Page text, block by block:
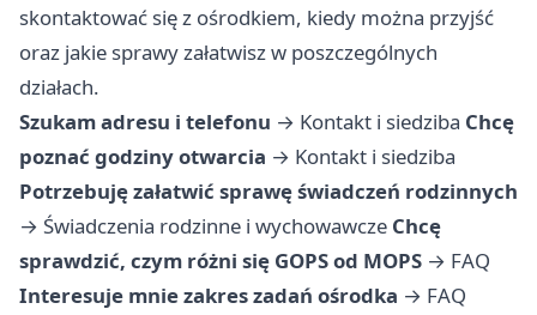
skontaktować się z ośrodkiem, kiedy można przyjść
oraz jakie sprawy załatwisz w poszczególnych
działach.
Szukam adresu i telefonu → Kontakt i siedziba Chcę
poznać godziny otwarcia → Kontakt i siedziba
Potrzebuję załatwić sprawę świadczeń rodzinnych
→ Świadczenia rodzinne i wychowawcze Chcę
sprawdzić, czym różni się GOPS od MOPS → FAQ
Interesuje mnie zakres zadań ośrodka → FAQ